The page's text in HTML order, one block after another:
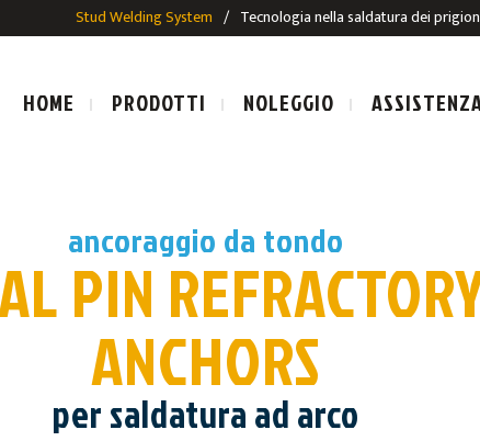
Stud Welding System / Tecnologia nella saldatura dei
HOME PRODOTTI
AD ARCO
AD ARCO
AD ARCO
IMPIANTI E PISTOLE SALDATURA
PRIGIONIERI PER SALDATURA A
NOLEGGIO
ancoraggio da tondo
PIN
ANCHORS
per saldatura ad arco